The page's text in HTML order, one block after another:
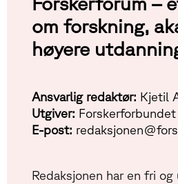
om forskning,
høyere
Ansvarlig redaktør: Kjetil
Utgiver: Forskerforbundet
E-post:
Redaksjonen har en fri og